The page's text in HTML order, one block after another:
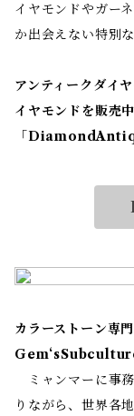
イヤモンドやガー
か出会えない特別
アンティークダイ
イヤモンドを販売中
「
カラーストーン専
ミャンマーに事
りながら、世界各